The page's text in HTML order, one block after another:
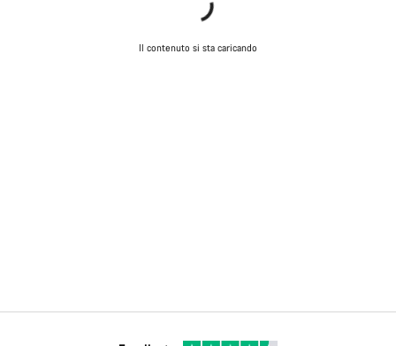
Il contenuto si sta caricando